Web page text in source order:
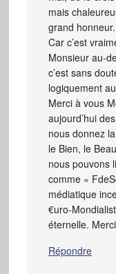
mais
grand honneur.
Car c’est
Monsieur au-
c’est sans
logiquement
Merci à vous
aujourd’hui
nous donnez
le Bien, le
nous pouvons
comme «
médiatique
€uro-
éternelle.
Répondre